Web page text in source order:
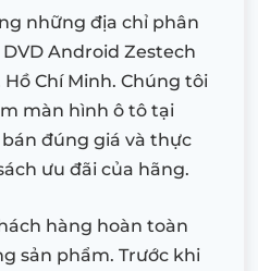
những địa chỉ phân
Android Zestech
Chí Minh. Chúng tôi
màn hình ô tô tại
đúng giá và thực
ưu đãi của hãng.
hàng hoàn toàn
sản phẩm. Trước khi